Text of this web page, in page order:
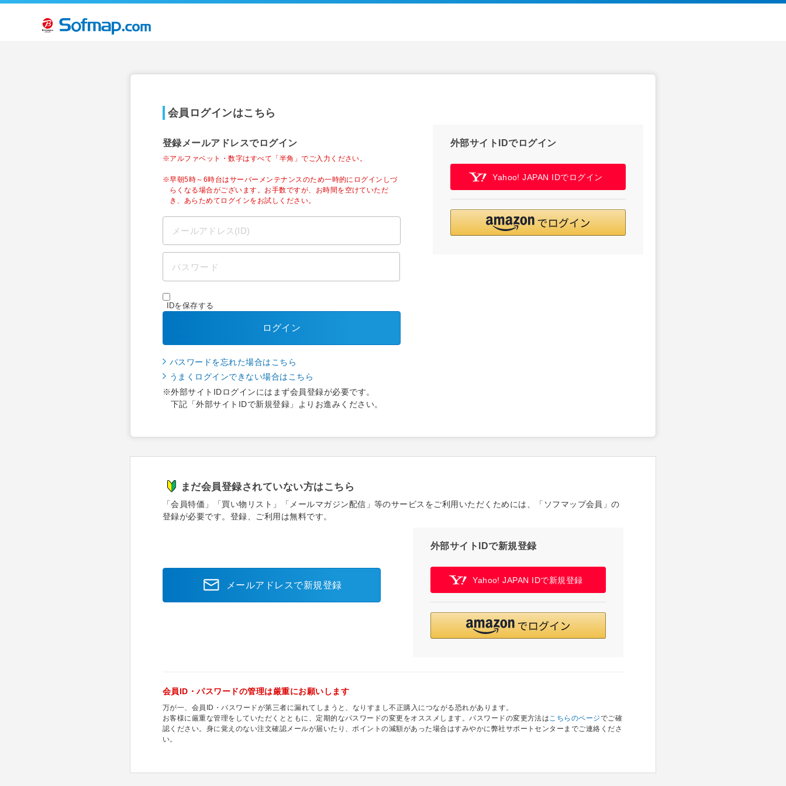
会員ログインはこちら
登録メールアドレスでログイン
※アルファベット・数字はすべて「半角」でご入力ください。
※早朝5時～6時台はサーバーメンテナンスのため一時的にログインしづ
らくなる場合がございます。お手数ですが、お時間を空けていただ
き、あらためてログインをお試しください。
IDを保存する
ログイン
パスワードを忘れた場合はこちら
うまくログインできない場合はこちら
※外部サイトIDログインにはまず会員登録が必要です。
下記「外部サイトIDで新規登録」よりお進みください。
外部サイトIDでログイン
Yahoo! JAPAN IDでログイン
まだ会員登録されていない方はこちら
「会員特価」「買い物リスト」「メールマガジン配信」等のサービスをご利用いただくためには、「ソフマップ会員」の
登録が必要です。登録、ご利用は無料です。
メールアドレスで新規登録
外部サイトIDで新規登録
Yahoo! JAPAN IDで新規登録
会員ID・パスワードの管理は厳重にお願いします
万が一、会員ID・パスワードが第三者に漏れてしまうと、なりすまし不正購入につながる恐れがあります。
お客様に厳重な管理をしていただくとともに、定期的なパスワードの変更をオススメします。パスワードの変更方法はこちらのページでご確
認ください。身に覚えのない注文確認メールが届いたり、ポイントの減額があった場合はすみやかに弊社サポートセンターまでご連絡くださ
い。